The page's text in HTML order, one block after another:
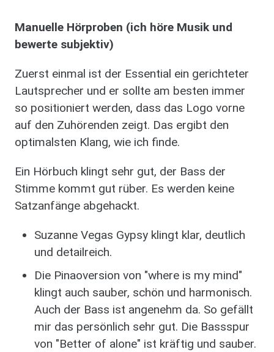
Manuelle Hörproben (ich höre Musik und
bewerte subjektiv)​
Zuerst einmal ist der Essential ein gerichteter
Lautsprecher und er sollte am besten immer
so positioniert werden, dass das Logo vorne
auf den Zuhörenden zeigt. Das ergibt den
optimalsten Klang, wie ich finde.
Ein Hörbuch klingt sehr gut, der Bass der
Stimme kommt gut rüber. Es werden keine
Satzanfänge abgehackt.
Suzanne Vegas Gypsy klingt klar, deutlich
und detailreich.
Die Pinaoversion von "where is my mind"
klingt auch sauber, schön und harmonisch.
Auch der Bass ist angenehm da. So gefällt
mir das persönlich sehr gut. Die Bassspur
von "Better of alone" ist kräftig und sauber.